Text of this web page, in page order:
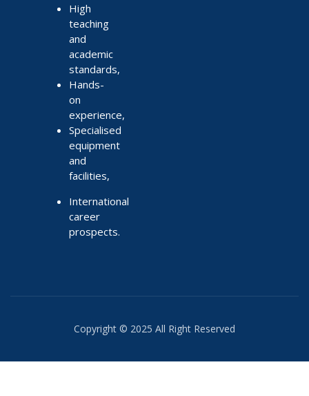
High
teaching
and
academic
standards,
Hands-
on
experience,
Specialised
equipment
and
facilities,
International
career
prospects.
Copyright © 2025 All Right Reserved